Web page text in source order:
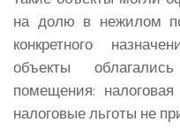
на долю в нежилом
конкретного
объекты
помещения:
налоговые льготы не